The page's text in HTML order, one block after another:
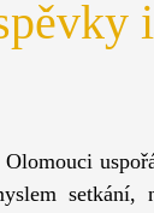
setkání,